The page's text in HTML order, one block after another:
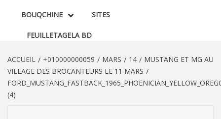
BOUQCHINE
FEUILLETAGELA BD
SITES
ACCUEIL +010000000059 MARS 14
MUSTANG ET MG AU
VILLAGE DES BROCANTEURS LE 11 MARS
(4)